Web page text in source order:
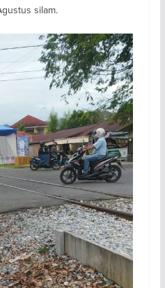
silam.